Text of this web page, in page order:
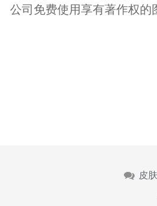
公司免费使用享有著作权
皮